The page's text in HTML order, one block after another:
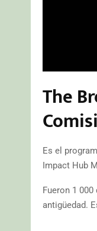
The
Es el
Impact Hub
Fueron 1
antigüedad.